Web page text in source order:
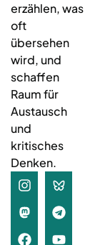
erzählen, was
oft
übersehen
wird, und
schaffen
Raum für
Austausch
und
kritisches
Denken.